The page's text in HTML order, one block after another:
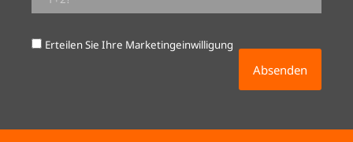
Erteilen Sie Ihre Marketingeinwilligung